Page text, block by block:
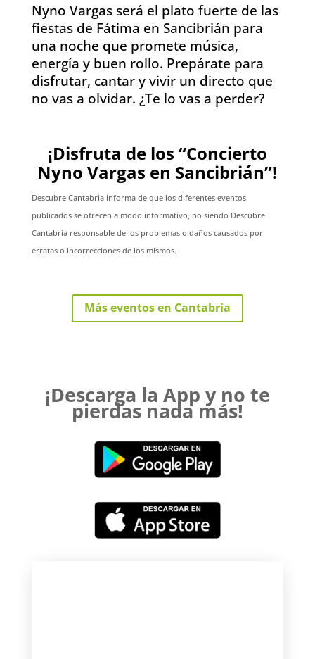
Nyno Vargas será el plato fuerte de las
fiestas de Fátima en Sancibrián para
una noche que promete música,
energía y buen rollo. Prepárate para
disfrutar, cantar y vivir un directo que
no vas a olvidar. ¿Te lo vas a perder?
¡Disfruta de los “Concierto
Nyno Vargas en Sancibrián”!
Descubre Cantabria informa de que los diferentes eventos
publicados se ofrecen a modo informativo, no siendo Descubre
Cantabria responsable de los problemas o daños causados por
erratas o incorrecciones de los mismos.
Más eventos en Cantabria
¡Descarga la App y no te
pierdas nada más!